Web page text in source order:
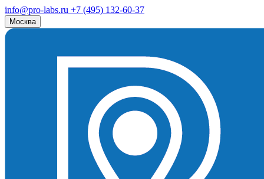
info@pro-labs.ru +7 (495) 132-60-37
Москва